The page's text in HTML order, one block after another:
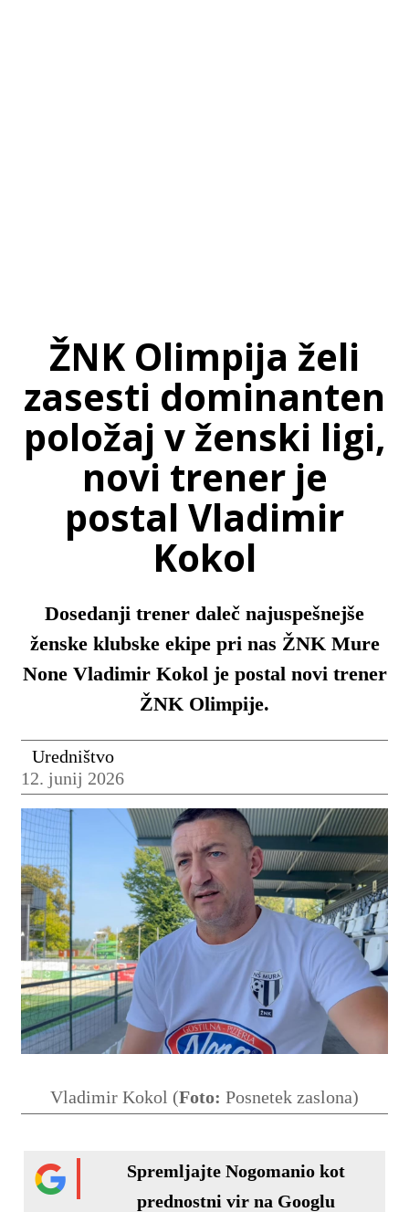
ŽNK Olimpija želi
zasesti dominanten
položaj v ženski ligi,
novi trener je
postal Vladimir
Kokol
Dosedanji trener daleč najuspešnejše
ženske klubske ekipe pri nas ŽNK Mure
None Vladimir Kokol je postal novi trener
ŽNK Olimpije.
Uredništvo
12. junij 2026
Vladimir Kokol (Foto: Posnetek zaslona)
Spremljajte Nogomanio kot
prednostni vir na Googlu